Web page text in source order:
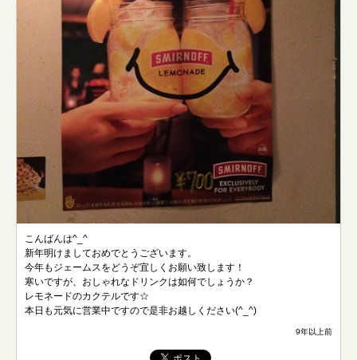
こんばんは^_^
新年明けましておめでとうございます。
今年もジェームスをどうぞ宜しくお願い致します！
寒いですが、おしゃれなドリンクは如何でしょうか？
レモネードのカクテルです☆
本日も元気に営業中ですので是非お越しください(^_^)
9年以上前